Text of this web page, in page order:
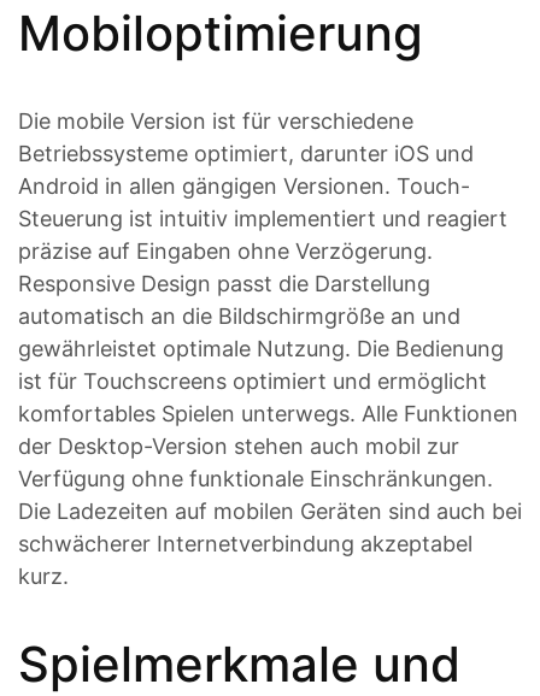
Mobiloptimierung
Die mobile Version ist für verschiedene
Betriebssysteme optimiert, darunter iOS und
Android in allen gängigen Versionen. Touch-
Steuerung ist intuitiv implementiert und reagiert
präzise auf Eingaben ohne Verzögerung.
Responsive Design passt die Darstellung
automatisch an die Bildschirmgröße an und
gewährleistet optimale Nutzung. Die Bedienung
ist für Touchscreens optimiert und ermöglicht
komfortables Spielen unterwegs. Alle Funktionen
der Desktop-Version stehen auch mobil zur
Verfügung ohne funktionale Einschränkungen.
Die Ladezeiten auf mobilen Geräten sind auch bei
schwächerer Internetverbindung akzeptabel
kurz.
Spielmerkmale und